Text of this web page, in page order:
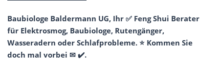
Baubiologe Baldermann UG, Ihr ✅ Feng Shui Berater
für Elektrosmog, Baubiologe, Rutengänger,
Wasseradern oder Schlafprobleme. ⭐ Kommen Sie
doch mal vorbei ✉ ✔️.